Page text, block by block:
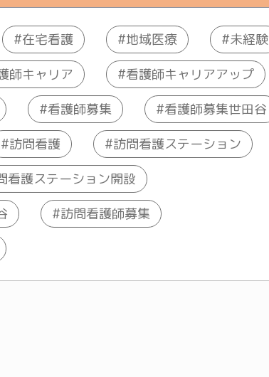
在宅看護 地域医療 未経験
師キャリア 看護師キャリアアップ
看護師募集 看護師募集世田谷
訪問看護 訪問看護ステーション
看護ステーション開設
訪問看護師募集